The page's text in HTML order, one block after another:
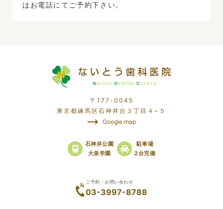
はお電話にてご予約下さい。
〒177-0045
東京都練馬区石神井台３丁目４−５
Google map
石神井公園
大泉学園
駐車場
2台完備
ご予約・お問い合わせ
03-3997-8788